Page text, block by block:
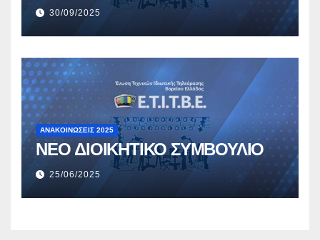
30/09/2025
ΑΝΑΚΟΙΝΏΣΕΙΣ 2025
ΝΕΟ ΔΙΟΙΚΗΤΙΚΟ ΣΥΜΒΟΥΛΙΟ
25/06/2025